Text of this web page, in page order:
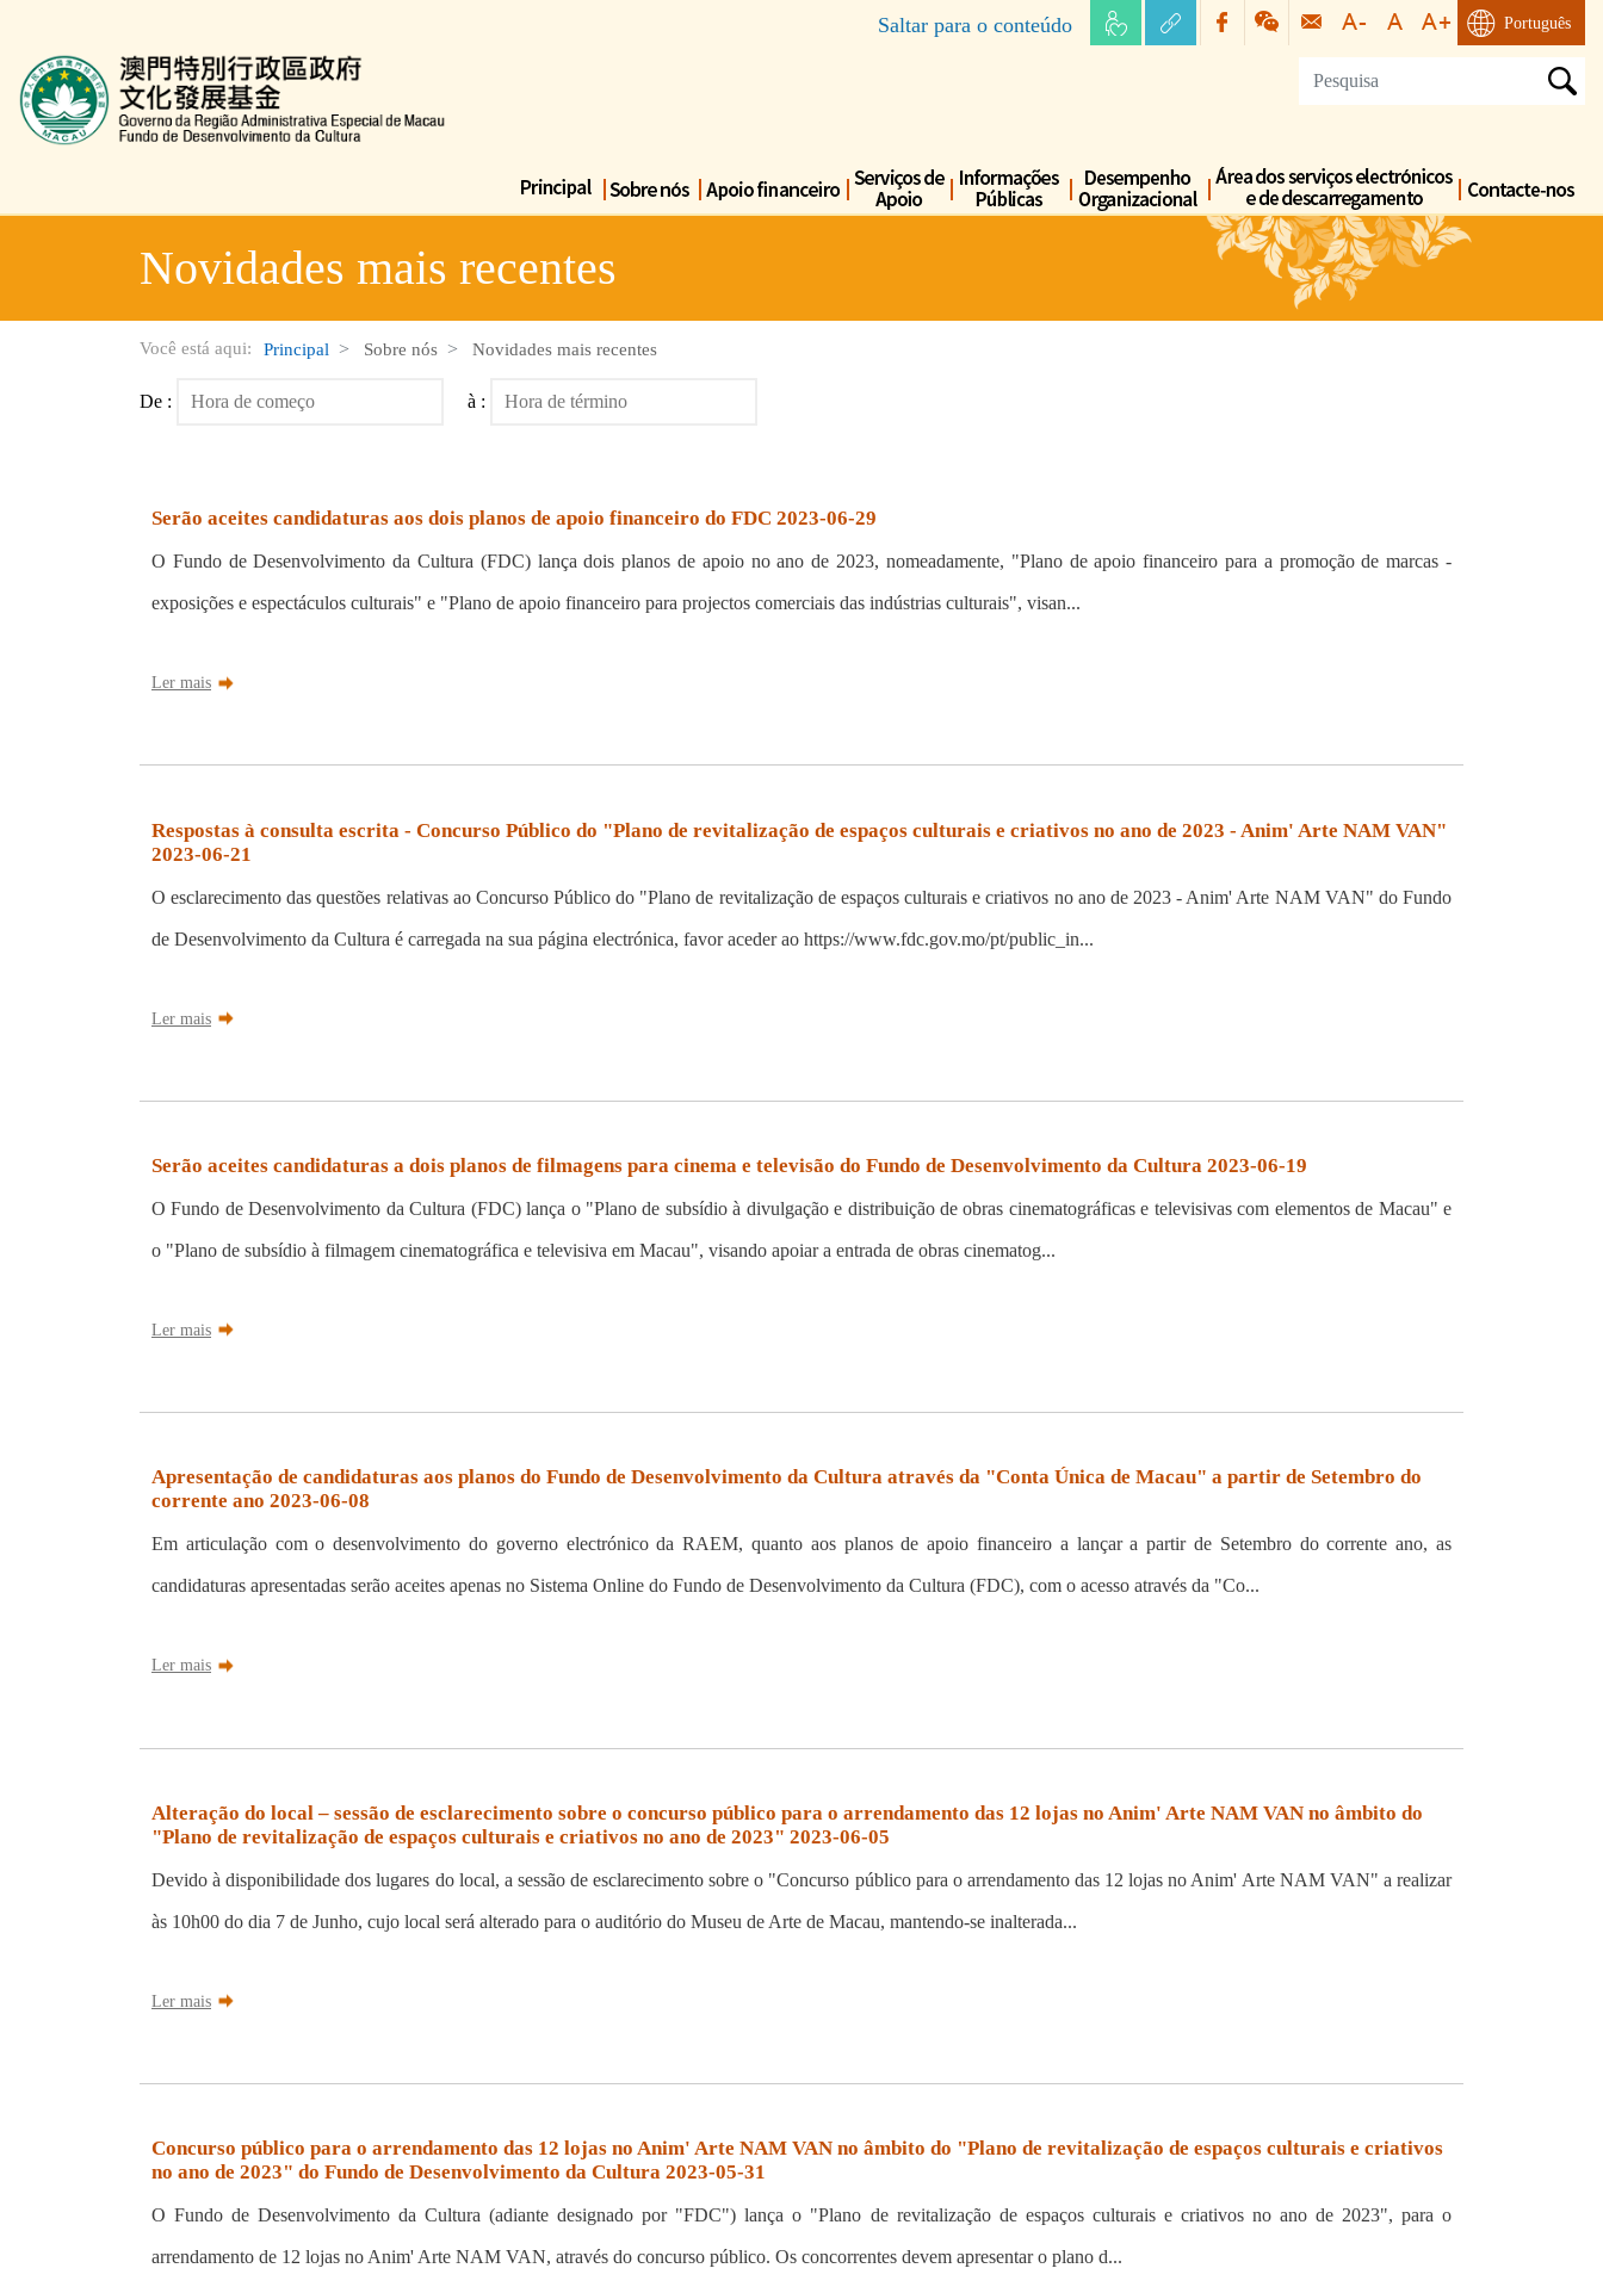
Saltar para o conteúdo Português
Fundo de Desenvolvimento da Cultura
Novidades mais recentes
Você está aqui: Principal Sobre nós Novidades mais recentes
De : à :
Serão aceites candidaturas aos dois planos de apoio financeiro do FDC 2023-06-29
O Fundo de Desenvolvimento da Cultura (FDC) lança dois planos de apoio no ano de 2023, nomeadamente, "Plano de apoio financeiro para a promoção de marcas -
exposições e espectáculos culturais" e "Plano de apoio financeiro para projectos comerciais das indústrias culturais", visan...
Ler mais
Respostas à consulta escrita - Concurso Público do "Plano de revitalização de espaços culturais e criativos no ano de 2023 - Anim' Arte NAM VAN"
2023-06-21
O esclarecimento das questões relativas ao Concurso Público do "Plano de revitalização de espaços culturais e criativos no ano de 2023 - Anim' Arte NAM VAN" do Fundo
de Desenvolvimento da Cultura é carregada na sua página electrónica, favor aceder ao https://www.fdc.gov.mo/pt/public_in...
Ler mais
Serão aceites candidaturas a dois planos de filmagens para cinema e televisão do Fundo de Desenvolvimento da Cultura 2023-06-19
O Fundo de Desenvolvimento da Cultura (FDC) lança o "Plano de subsídio à divulgação e distribuição de obras cinematográficas e televisivas com elementos de Macau" e
o "Plano de subsídio à filmagem cinematográfica e televisiva em Macau", visando apoiar a entrada de obras cinematog...
Ler mais
Apresentação de candidaturas aos planos do Fundo de Desenvolvimento da Cultura através da "Conta Única de Macau" a partir de Setembro do
corrente ano 2023-06-08
Em articulação com o desenvolvimento do governo electrónico da RAEM, quanto aos planos de apoio financeiro a lançar a partir de Setembro do corrente ano, as
candidaturas apresentadas serão aceites apenas no Sistema Online do Fundo de Desenvolvimento da Cultura (FDC), com o acesso através da "Co...
Ler mais
Alteração do local – sessão de esclarecimento sobre o concurso público para o arrendamento das 12 lojas no Anim' Arte NAM VAN no âmbito do
"Plano de revitalização de espaços culturais e criativos no ano de 2023" 2023-06-05
Devido à disponibilidade dos lugares do local, a sessão de esclarecimento sobre o "Concurso público para o arrendamento das 12 lojas no Anim' Arte NAM VAN" a realizar
às 10h00 do dia 7 de Junho, cujo local será alterado para o auditório do Museu de Arte de Macau, mantendo-se inalterada...
Ler mais
Concurso público para o arrendamento das 12 lojas no Anim' Arte NAM VAN no âmbito do "Plano de revitalização de espaços culturais e criativos
no ano de 2023" do Fundo de Desenvolvimento da Cultura 2023-05-31
O Fundo de Desenvolvimento da Cultura (adiante designado por "FDC") lança o "Plano de revitalização de espaços culturais e criativos no ano de 2023", para o
arrendamento de 12 lojas no Anim' Arte NAM VAN, através do concurso público. Os concorrentes devem apresentar o plano d...